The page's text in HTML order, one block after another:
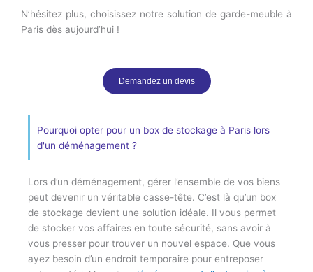
N’hésitez plus, choisissez notre solution de garde-meuble à
Paris dès aujourd’hui !
Demandez un devis
Pourquoi opter pour un box de stockage à Paris lors
d'un déménagement ?
Lors d’un déménagement, gérer l’ensemble de vos biens
peut devenir un véritable casse-tête. C’est là qu’un box
de stockage devient une solution idéale. Il vous permet
de stocker vos affaires en toute sécurité, sans avoir à
vous presser pour trouver un nouvel espace. Que vous
ayez besoin d’un endroit temporaire pour entreposer